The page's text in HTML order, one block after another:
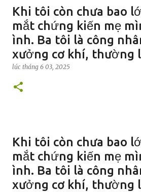
Khi tôi còn chưa bao
mắt chứng kiến mẹ
ình. Ba tôi là công
xưởng cơ khí, thường
lúc tháng 6 03, 2025
Khi tôi còn chưa bao
mắt chứng kiến mẹ
ình. Ba tôi là công
xưởng cơ khí, thường